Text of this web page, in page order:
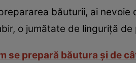
băuturii, ai nevoie
o jumătate de linguriță
se prepară băutura și de